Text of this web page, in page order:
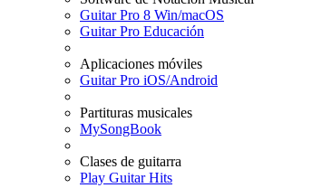
Guitar Pro 8 Win/macOS
Guitar Pro Educación
Aplicaciones móviles
Guitar Pro iOS/Android
Partituras musicales
MySongBook
Clases de guitarra
Play Guitar Hits